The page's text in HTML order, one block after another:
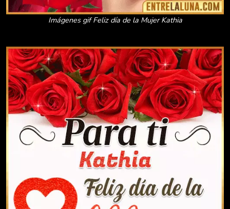
Imágenes gif Feliz día de la Mujer Kathia